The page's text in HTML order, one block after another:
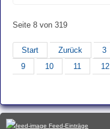
Seite 8 von 319
Start Zurück 3
9
10 11 12
Feed-Einträge